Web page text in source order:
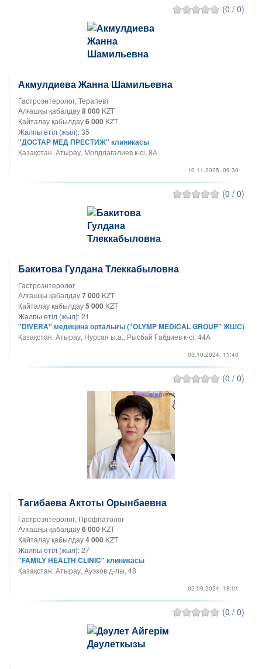
(0 / 0)
Акмулдиева Жанна Шамильевна
Гастроэнтеролог, Терапевт
Алғашқы қабалдау8 000 KZT
Қайталау қабылдау6 000 KZT
Жалпы өтіл (жыл):35
"ДОСТАР МЕД ПРЕСТИЖ" клиникасы
Қазақстан, Атырау, Молдлағалиев к-сі, 8А
10.11.2025, 09:30
(0 / 0)
Бакитова Гулдана Тлеккабыловна
Гастроэнтеролог
Алғашқы қабалдау7 000 KZT
Қайталау қабылдау5 000 KZT
Жалпы өтіл (жыл):21
"DIVERA" медицина орталығы ("OLYMP MEDICAL GROUP" ЖШС)
Қазақстан, Атырау, Нурсая ы.а., Рысбай Ғабдиев к-сі, 44А
03.10.2024, 11:40
(0 / 0)
Тагибаева Актоты Орынбаевна
Гастроэнтеролог, Профпатолог
Алғашқы қабалдау6 000 KZT
Қайталау қабылдау4 000 KZT
Жалпы өтіл (жыл):27
"FAMILY HEALTH CLINIC" клиникасы
Қазақстан, Атырау, Ауэзов д-лы, 48
02.09.2024, 18:01
(0 / 0)